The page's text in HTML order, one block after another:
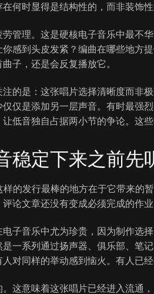
何时显得是结构性的，而非装饰性
劳管理。这是硬核电子音乐中最不
感到头皮发紧？编曲在哪些地方
子，还是会反复播放它。
注的是：这张唱片选择清晰度而非
仅仅是添加另一层声音。有时最强
低音独自占据两小节的争论。这
稳定下来之前先
的发行最棒的地方在于它带来的
论文章还没有变成必须完成的作
电子音乐中尤为珍贵，因为制作选
是一系列通过扬声器、俱乐部、笔
对同样的举动感到恼火。有人已
这意味着这张唱片已经进入流通